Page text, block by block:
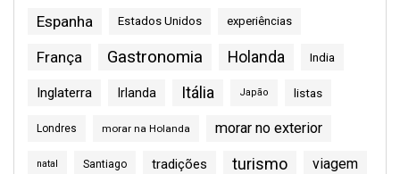
Espanha
Estados Unidos experiências
França Gastronomia Holanda India
Inglaterra Irlanda Itália Japão listas
Londres morar na Holanda morar no exterior
natal Santiago tradições turismo viagem